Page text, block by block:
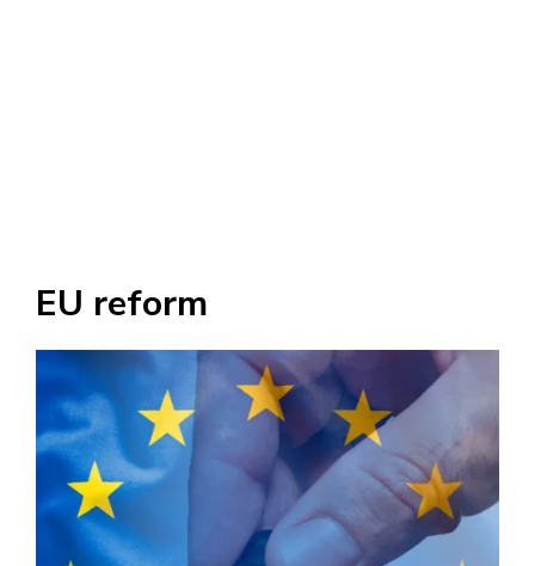
EU reform